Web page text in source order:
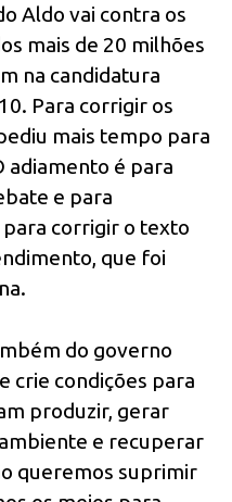
Aldo vai contra os
mais de 20 milhões
na candidatura
Para corrigir os
mais tempo para
adiamento é para
e para
corrigir o texto
que foi
do governo
crie condições para
produzir, gerar
e recuperar
queremos suprimir